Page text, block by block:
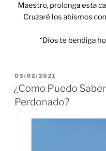
Maestro, prolonga esta
Cruzaré los abismos
“Dios te bendiga
POSTED
ON
03/02/2021
¿Como Puedo
Perdonado?